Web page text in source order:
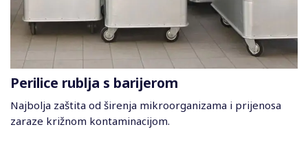
Perilice rublja s barijerom
Najbolja zaštita od širenja mikroorganizama i prijenosa
zaraze križnom kontaminacijom.